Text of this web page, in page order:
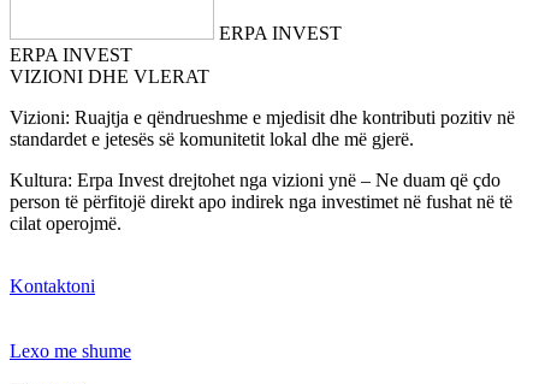
ERPA INVEST
ERPA INVEST
VIZIONI DHE VLERAT
Vizioni: Ruajtja e qëndrueshme e mjedisit dhe kontributi pozitiv në
standardet e jetesës së komunitetit lokal dhe më gjerë.
Kultura: Erpa Invest drejtohet nga vizioni ynë – Ne duam që çdo
person të përfitojë direkt apo indirek nga investimet në fushat në të
cilat operojmë.
Kontaktoni
Lexo me shume